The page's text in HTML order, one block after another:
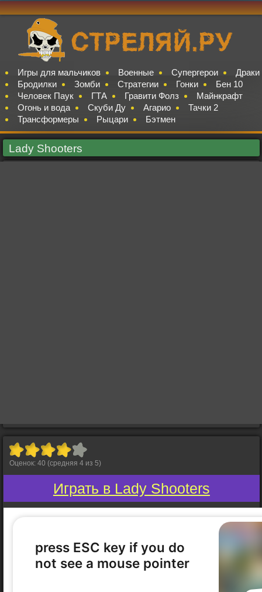
Игры для мальчиков Военные Супергерои
Драки
Бродилки
Зомби Стратегии Гонки
Бен 10
Человек Паук
ГТА Гравити Фолз
Майнкрафт
Огонь и вода
Скуби Ду Агарио
Тачки 2
Трансформеры
Рыцари Бэтмен
Lady Shooters
Оценок: 40 (средняя 4 из 5)
Играть в Lady Shooters